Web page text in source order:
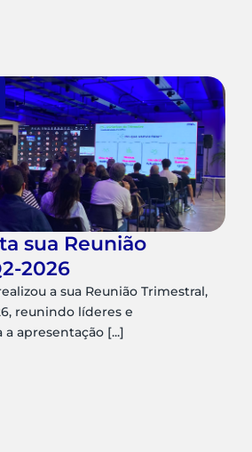
sua Reunião
2026
a sua Reunião Trimestral,
reunindo líderes e
apresentação [...]